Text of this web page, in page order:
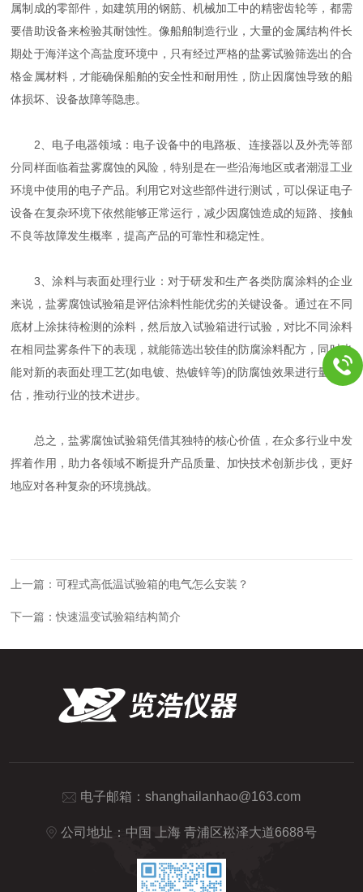
属制成的零部件，如建筑用的钢筋、机械加工中的精密齿轮等，都需
要借助设备来检验其耐蚀性。像船舶制造行业，大量的金属结构件长
期处于海洋这个高盐度环境中，只有经过严格的盐雾试验筛选出的合
格金属材料，才能确保船舶的安全性和耐用性，防止因腐蚀导致的船
体损坏、设备故障等隐患。
2、电子电器领域：电子设备中的电路板、连接器以及外壳等部
分同样面临着盐雾腐蚀的风险，特别是在一些沿海地区或者潮湿工业
环境中使用的电子产品。利用它对这些部件进行测试，可以保证电子
设备在复杂环境下依然能够正常运行，减少因腐蚀造成的短路、接触
不良等故障发生概率，提高产品的可靠性和稳定性。
3、涂料与表面处理行业：对于研发和生产各类防腐涂料的企业
来说，盐雾腐蚀试验箱是评估涂料性能优劣的关键设备。通过在不同
底材上涂抹待检测的涂料，然后放入试验箱进行试验，对比不同涂料
在相同盐雾条件下的表现，就能筛选出较佳的防腐涂料配方，同时也
能对新的表面处理工艺(如电镀、热镀锌等)的防腐蚀效果进行量化评
估，推动行业的技术进步。
总之，盐雾腐蚀试验箱凭借其独特的核心价值，在众多行业中发
挥着作用，助力各领域不断提升产品质量、加快技术创新步伐，更好
地应对各种复杂的环境挑战。
上一篇：可程式高低温试验箱的电气怎么安装？
下一篇：快速温变试验箱结构简介
电子邮箱： shanghailanhao@163.com
公司地址：中国 上海 青浦区崧泽大道6688号